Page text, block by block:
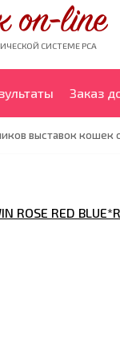
on-line
СИСТЕМЕ PCA
Заказ
выставок кошек